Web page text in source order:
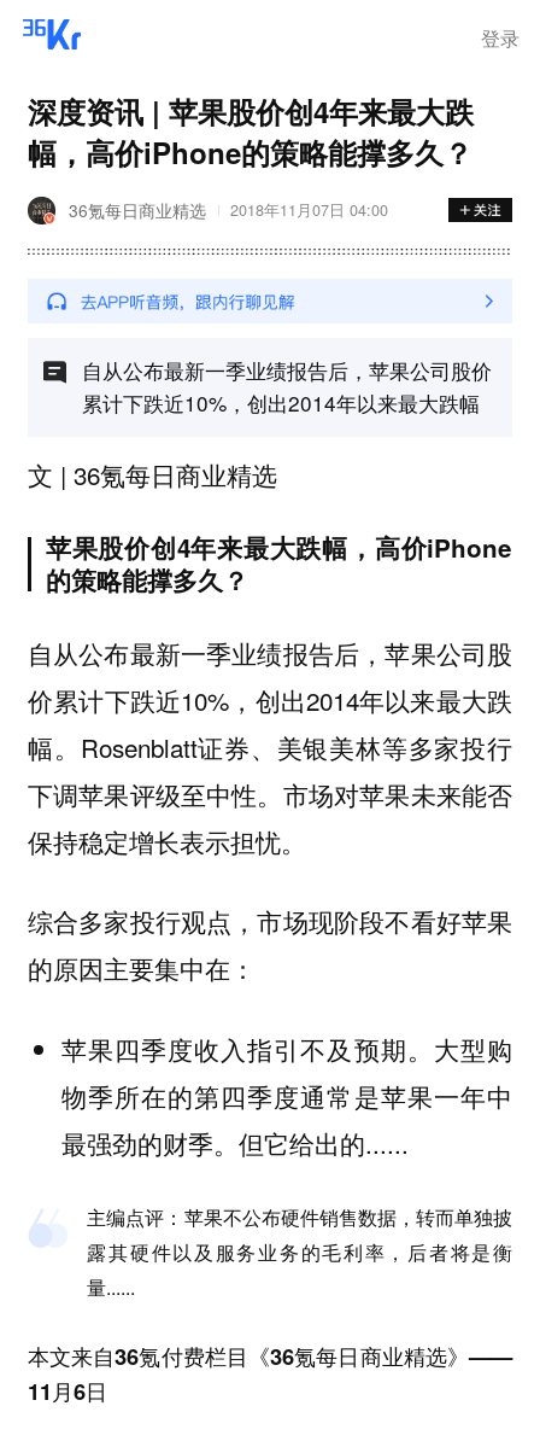
登录
深度资讯 | 苹果股价创4年来最大跌
幅，高价iPhone的策略能撑多久？
36氪每日商业精选 2018年11月07日 04:00
自从公布最新一季业绩报告后，苹果公司股价
累计下跌近10%，创出2014年以来最大跌幅
文 | 36氪每日商业精选
苹果股价创4年来最大跌幅，高价iPhone
的策略能撑多久？
自从公布最新一季业绩报告后，苹果公司股
价累计下跌近10%，创出2014年以来最大跌
幅。Rosenblatt证券、美银美林等多家投行
下调苹果评级至中性。市场对苹果未来能否
保持稳定增长表示担忧。
综合多家投行观点，市场现阶段不看好苹果
的原因主要集中在：
苹果四季度收入指引不及预期。大型购
物季所在的第四季度通常是苹果一年中
最强劲的财季。但它给出的......
主编点评： 苹果不公布硬件销售数据，转而单独披
露其硬件以及服务业务的毛利率，后者将是衡
量......
本文来自36氪付费栏目《36氪每日商业精选》——
11月6日